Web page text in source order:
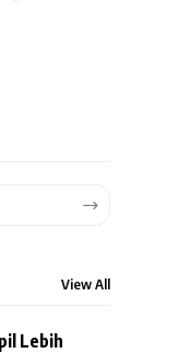
View All
Lebih